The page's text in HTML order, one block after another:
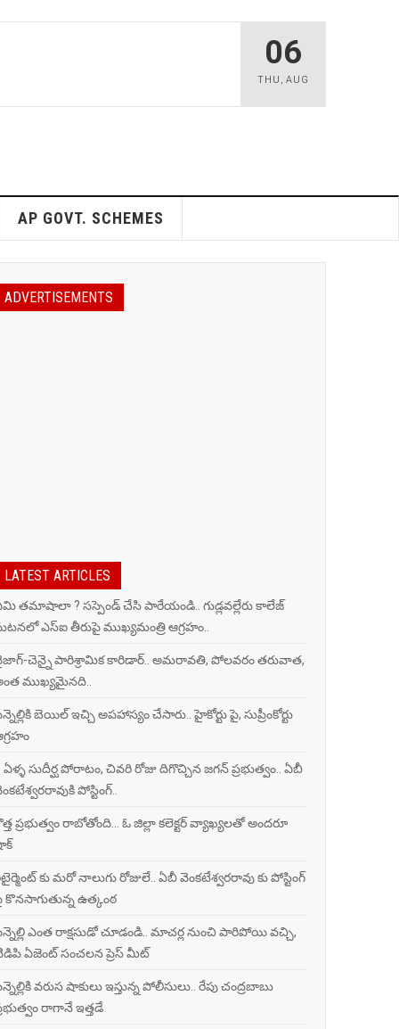
06
THU , AUG
AP GOVT. SCHEMES
ADVERTISEMENTS
LATEST ARTICLES
తమాషాలా ? సస్పెండ్ చేసి పారేయండి.. గుడ్లవల్లేరు కాలేజ్
ఎస్ఐ తీరుపై ముఖ్యమంత్రి ఆగ్రహం..
చెన్నై పారిశ్రామిక కారిడార్.. అమరావతి, పోలవరం తరువాత,
ముఖ్యమైనది..
బెయిల్ ఇచ్చి అపహాస్యం చేసారు.. హైకోర్టు పై, సుప్రీంకోర్టు
ఏళ్ళ సుదీర్ఘ పోరాటం, చివరి రోజు దిగొచ్చిన జగన్ ప్రభుత్వం.. ఏబీ
పోస్టింగ్..
ప్రభుత్వం రాబోతోంది... ఓ జిల్లా కలెక్టర్ వ్యాఖ్యలతో అందరూ
కు మరో నాలుగు రోజులే.. ఏబీ వెంకటేశ్వరరావు కు పోస్టింగ్
కొనసాగుతున్న ఉత్కంఠ
ఎంత రాక్షసుడో చూడండి.. మాచర్ల నుంచి పారిపోయి వచ్చి,
ఏజెంట్ సంచలన ప్రెస్ మీట్
వరుస షాకులు ఇస్తున్న పోలీసులు.. రేపు చంద్రబాబు
రాగానే ఇత్తడే